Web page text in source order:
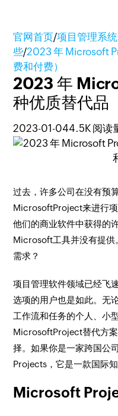
官网首页/项目管理系
些/2023 年 Microsoft
费和付费）
2023 年
种优质替代品
2023-01-044.5K 阅读
过去，许多公司在没有预
MicrosoftProject来进行
他们的商业软件中获得的
Microsoft工具并没有提供
需求？
项目管理软件领域已经飞
选项的用户也是如此。无
工作流和任务的个人、小
MicrosoftProject替代方
择。如果你是一家跨国公
Projects，它是一款国际
Microsoft